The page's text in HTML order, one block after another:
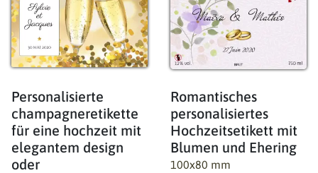
Personalisierte
champagneretikette
für eine hochzeit mit
elegantem design
oder
Romantisches
personalisiertes
Hochzeitsetikett mit
Blumen und Ehering
100x80 mm